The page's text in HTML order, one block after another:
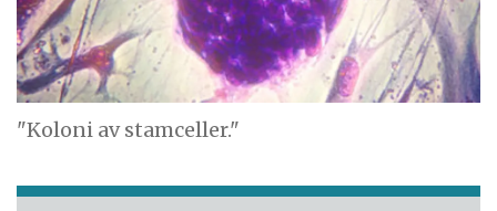
"Koloni av stamceller."